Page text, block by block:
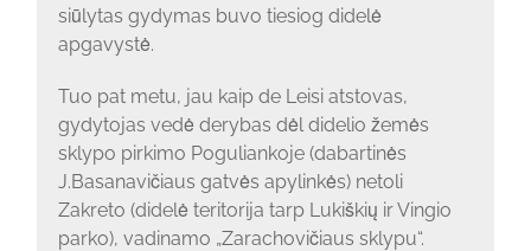
siūlytas gydymas buvo tiesiog didelė
apgavystė.
Tuo pat metu, jau kaip de Leisi atstovas,
gydytojas vedė derybas dėl didelio žemės
sklypo pirkimo Poguliankoje (dabartinės
J.Basanavičiaus gatvės apylinkės) netoli
Zakreto (didelė teritorija tarp Lukiškių ir Vingio
parko), vadinamo „Zarachovičiaus sklypu“.